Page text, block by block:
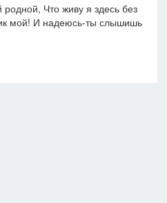
Что живу я здесь без
мой! И надеюсь-ты слышишь